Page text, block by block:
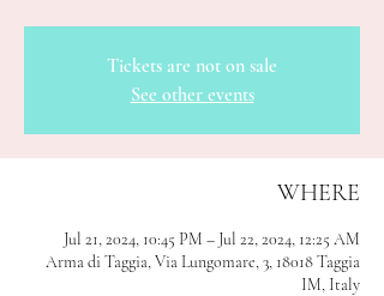
Tickets are not on sale
See other events
WHERE
Jul 21, 2024, 10:45 PM – Jul 22, 2024, 12:25 AM
Arma di Taggia, Via Lungomare, 3, 18018 Taggia
IM, Italy